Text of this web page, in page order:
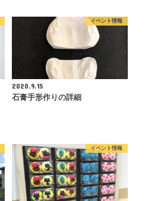
イベント情報
2020.9.15
石膏手形作りの詳細
イベント情報